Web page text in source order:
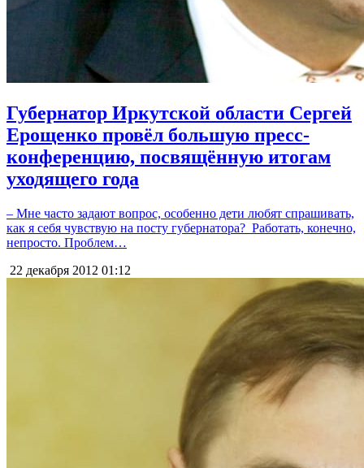
Губернатор Иркутской области Сергей
Ерощенко провёл большую пресс-
конференцию, посвящённую итогам
уходящего года
– Мне часто задают вопрос, особенно дети любят спрашивать,
как я себя чувствую на посту губернатора? Работать, конечно,
непросто. Проблем…
22 декабря 2012 01:12